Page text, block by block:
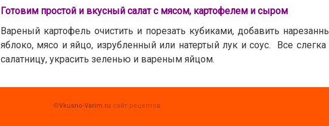
Готовим простой и вкусный салат с мясом, картофелем и сыром
Вареный картофель очистить и порезать кубиками, добавить
яблоко, мясо и яйцо, изрубленный или натертый лук и соус. Все
салатницу, украсить зеленью и вареным яйцом.
©Vkusno-Varim.ru сайт рецептов